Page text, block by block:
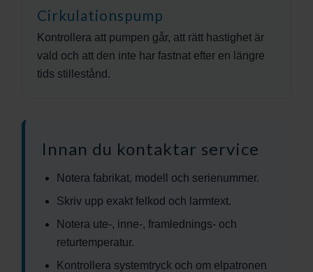
Cirkulationspump
Kontrollera att pumpen går, att rätt hastighet är
vald och att den inte har fastnat efter en längre
tids stillestånd.
Innan du kontaktar service
Notera fabrikat, modell och serienummer.
Skriv upp exakt felkod och larmtext.
Notera ute-, inne-, framlednings- och
returtemperatur.
Kontrollera systemtryck och om elpatronen